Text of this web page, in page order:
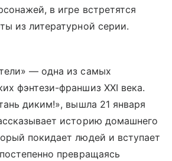
в игре встретятся
из литературной серии.
— одна из самых
фэнтези-франшиз XXI века.
диким!», вышла 21 января
историю домашнего
покидает людей и вступает
превращаясь